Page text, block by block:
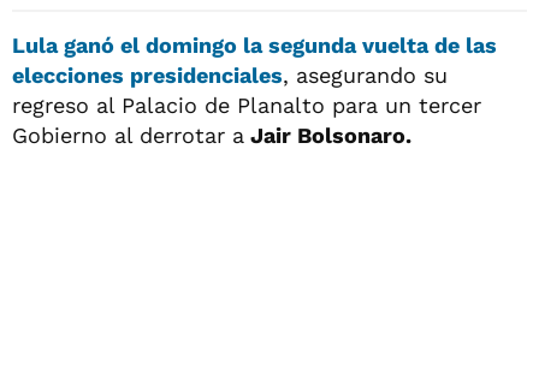
Lula ganó el domingo la segunda vuelta de las
elecciones presidenciales, asegurando su
regreso al Palacio de Planalto para un tercer
Gobierno al derrotar a Jair Bolsonaro.